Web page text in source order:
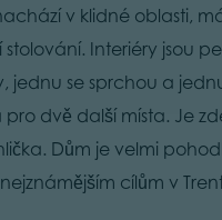
v klidné oblasti,
stolování. Interiéry jsou
jednu se sprchou a
dvě další místa. Je
Dům je velmi
cílům v